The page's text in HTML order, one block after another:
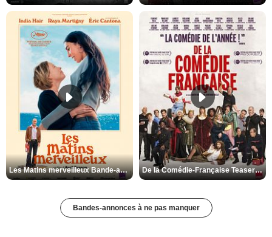
Les Matins merveilleux Bande-annonce VF De la Comédie-Française Teaser VF
Bandes-annonces à ne pas manquer